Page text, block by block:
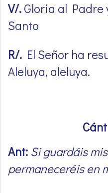
V/.Gloria al Padre
Santo
R/. El Señor ha
Aleluya, aleluya.
Ant: Si guardáis
permaneceréis en